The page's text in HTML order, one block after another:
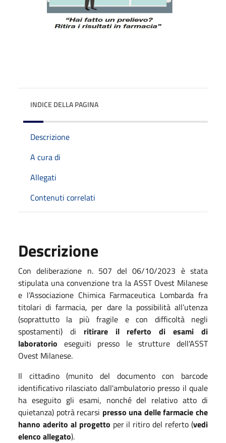
INDICE DELLA PAGINA
Descrizione
A cura di
Allegati
Contenuti correlati
Descrizione
Con deliberazione n. 507 del 06/10/2023 è stata
stipulata una convenzione tra la ASST Ovest Milanese
e l’Associazione Chimica Farmaceutica Lombarda fra
titolari di farmacia, per dare la possibilità all’utenza
(soprattutto la più fragile e con difficoltà negli
spostamenti) di ritirare il referto di esami di
laboratorio eseguiti presso le strutture dell'ASST
Ovest Milanese.
Il cittadino (munito del documento con barcode
identificativo rilasciato dall'ambulatorio presso il quale
ha eseguito gli esami, nonché del relativo atto di
quietanza) potrà recarsi presso una delle farmacie che
hanno aderito al progetto per il ritiro del referto (vedi
elenco allegato).